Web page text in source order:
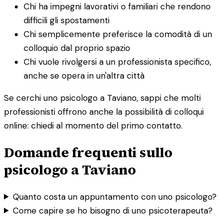
Chi ha impegni lavorativi o familiari che rendono
difficili gli spostamenti
Chi semplicemente preferisce la comodità di un
colloquio dal proprio spazio
Chi vuole rivolgersi a un professionista specifico,
anche se opera in un'altra città
Se cerchi uno psicologo a Taviano, sappi che molti
professionisti offrono anche la possibilità di colloqui
online: chiedi al momento del primo contatto.
Domande frequenti sullo
psicologo a Taviano
Quanto costa un appuntamento con uno psicologo?
Come capire se ho bisogno di uno psicoterapeuta?